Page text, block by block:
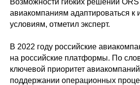
Возможности гибких решений ORS
авиакомпаниям адаптироваться к
условиям, отметил эксперт.
В 2022 году российские
на российские платформы. По
ключевой приоритет
поддержании операционных